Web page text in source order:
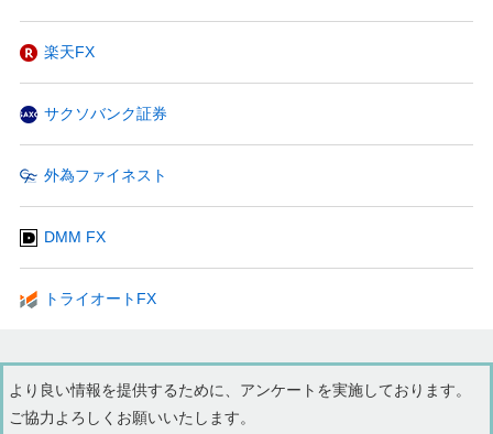
楽天FX
サクソバンク証券
外為ファイネスト
DMM FX
トライオートFX
より良い情報を提供するために、アンケートを実施しております。
ご協力よろしくお願いいたします。